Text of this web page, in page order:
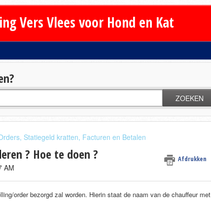
Vers Vlees voor Hond en Kat
ZOEKEN
Statiegeld kratten, Facturen en Betalen
? Hoe te doen ? Afdrukken
AM
order bezorgd zal worden. Hierin staat de naam van de chauffeur met